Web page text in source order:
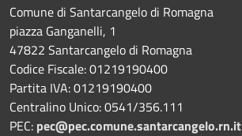
Comune di Santarcangelo di Romagna
piazza Ganganelli, 1
47822 Santarcangelo di Romagna
Codice Fiscale: 01219190400
Partita IVA: 01219190400
Centralino Unico: 0541/356.111
PEC: pec@pec.comune.santarcangelo.rn.it